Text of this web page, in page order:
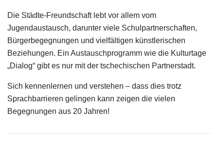
Die Städte-Freundschaft lebt vor allem vom
Jugendaustausch, darunter viele Schulpartnerschaften,
Bürgerbegegnungen und vielfältigen künstlerischen
Beziehungen. Ein Austauschprogramm wie die Kulturtage
„Dialog“ gibt es nur mit der tschechischen Partnerstadt.
Sich kennenlernen und verstehen – dass dies trotz
Sprachbarrieren gelingen kann zeigen die vielen
Begegnungen aus 20 Jahren!